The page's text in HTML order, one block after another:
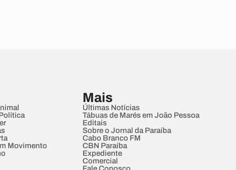
Movimento
Mais
Últimas Notícias
Tábuas de Marés em João Pessoa
Editais
Sobre o Jornal da Paraíba
Cabo Branco FM
CBN Paraíba
Expediente
Comercial